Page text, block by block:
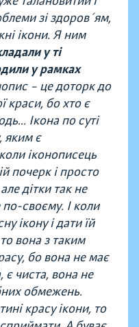
зі здоров´ям,
ікони. Я ним
у ті
у рамках
– це доторк до
краси, бо хто є
Ікона по суті
яким є
іконописець
почерк і просто
дітки так не
своєму. І коли
ікону і дати їй
вона з таким
бо вона не має
чиста, вона не
обмежень.
красу ікони, то